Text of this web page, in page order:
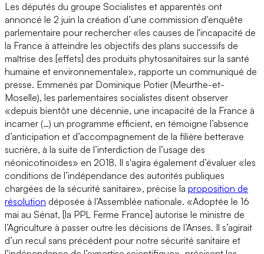
Les députés du groupe Socialistes et apparentés ont
annoncé le 2 juin la création d’une commission d'enquête
parlementaire pour rechercher «les causes de l'incapacité de
la France à atteindre les objectifs des plans successifs de
maîtrise des [effets] des produits phytosanitaires sur la santé
humaine et environnementale», rapporte un communiqué de
presse. Emmenés par Dominique Potier (Meurthe-et-
Moselle), les parlementaires socialistes disent observer
«depuis bientôt une décennie, une incapacité de la France à
incarner (…) un programme efficient, en témoigne l’absence
d’anticipation et d’accompagnement de la filière betterave
sucrière, à la suite de l’interdiction de l’usage des
néonicotinoïdes» en 2018. Il s'agira également d’évaluer «les
conditions de l’indépendance des autorités publiques
chargées de la sécurité sanitaire», précise la proposition de
résolution déposée à l’Assemblée nationale. «Adoptée le 16
mai au Sénat, [la PPL Ferme France] autorise le ministre de
l’Agriculture à passer outre les décisions de l’Anses. Il s’agirait
d’un recul sans précédent pour notre sécurité sanitaire et